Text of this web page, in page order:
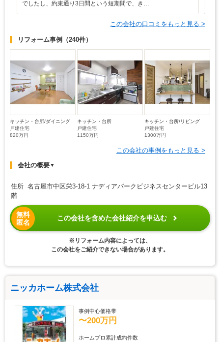
でしたし、約束通り3日間という短期間で、き…
この会社の口コミをもっと見る >
リフォーム事例 （240件）
キッチン・台所/ダイニング
戸建住宅
820万円
キッチン・台所
戸建住宅
1150万円
キッチン・台所/リビング
戸建住宅
1300万円
この会社の事例をもっと見る >
会社の概要▼
住所 名古屋市中区栄3-18-1 ナディアパークビジネスセンタービル13
階
無料
匿名
この会社を含めた会社紹介を申込む
※リフォーム内容によっては、
この会社をご紹介できない場合があります。
ニッカホーム株式会社
事例中心価格帯
〜200万円
ホームプロ累計成約件数